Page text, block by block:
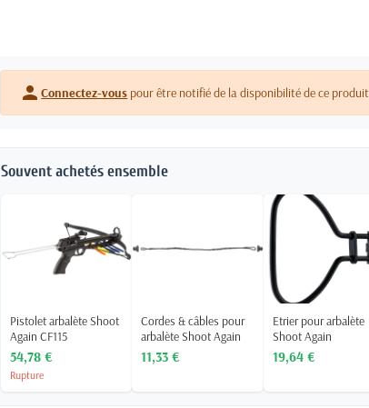
personConnectez-vous pour être notifié de la disponibilité de ce produit
Souvent achetés ensemble
Pistolet arbalète Shoot
Again CF115
54,78 €
Rupture
Cordes & câbles pour
arbalète Shoot Again
11,33 €
Etrier pour arbalète
Shoot Again
19,64 €